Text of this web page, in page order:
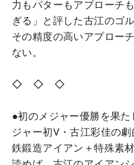
力もパターもアプローチ
ぎる」と評した古江のゴ
その精度の高いアプロー
ない。
◇ ◇ ◇
●初のメジャー優勝を果
ジャー初V・古江彩佳の
鉄鍛造アイアン＋特殊素